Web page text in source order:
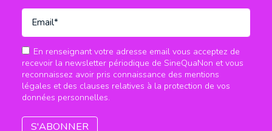
En renseignant votre adresse email vous acceptez de
recevoir la newsletter périodique de SineQuaNon et vous
reconnaissez avoir pris connaissance des mentions
légales et des clauses relatives à la protection de vos
données personnelles.